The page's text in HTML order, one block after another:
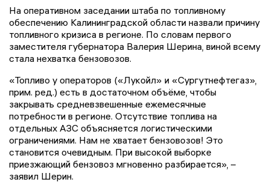
На оперативном заседании штаба по топливному
обеспечению Калининградской области назвали причину
топливного кризиса в регионе. По словам первого
заместителя губернатора Валерия Шерина, виной всему
стала нехватка бензовозов.
«Топливо у операторов («Лукойл» и «Сургутнефтегаз»,
прим. ред.) есть в достаточном объёме, чтобы
закрывать средневзвешенные ежемесячные
потребности в регионе. Отсутствие топлива на
отдельных АЗС объясняется логистическими
ограничениями. Нам не хватает бензовозов! Это
становится очевидным. При высокой выборке
приезжающий бензовоз мгновенно разбирается», –
заявил Шерин.